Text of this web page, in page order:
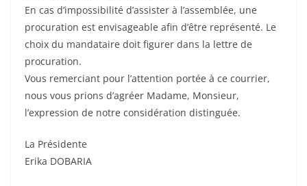
En cas d’impossibilité d’assister à l’assemblée, une
procuration est envisageable afin d’être représenté. Le
choix du mandataire doit figurer dans la lettre de
procuration.
Vous remerciant pour l’attention portée à ce courrier,
nous vous prions d’agréer Madame, Monsieur,
l’expression de notre considération distinguée.
La Présidente
Erika DOBARIA